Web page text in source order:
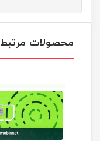
محصولات مرتبط